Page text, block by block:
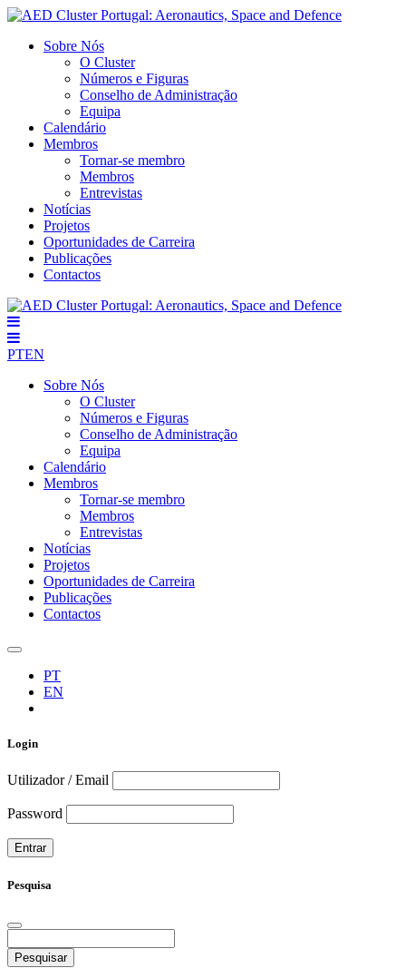
Sobre Nós
O Cluster
Números e Figuras
Conselho de Administração
Equipa
Calendário
Membros
Tornar-se membro
Membros
Entrevistas
Notícias
Projetos
Oportunidades de Carreira
Publicações
Contactos
PTEN
Sobre Nós
O Cluster
Números e Figuras
Conselho de Administração
Equipa
Calendário
Membros
Tornar-se membro
Membros
Entrevistas
Notícias
Projetos
Oportunidades de Carreira
Publicações
Contactos
PT
EN
Login
Utilizador / Email
Password
Pesquisa
Pesquisar